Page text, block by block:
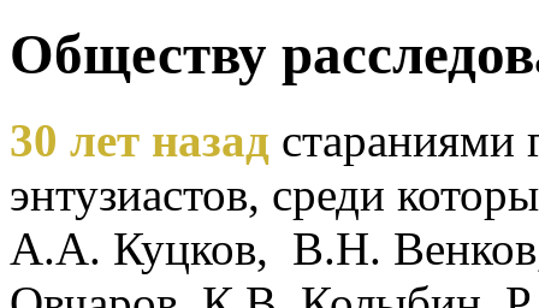
Обществу
30 лет назад стараниями
энтузиастов, среди
А.А. Куцков, В.Н.